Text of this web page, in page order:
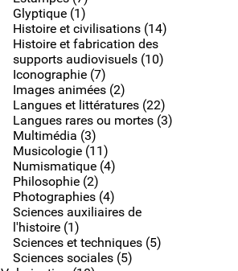
Glyptique (1)
Histoire et civilisations (14)
Histoire et fabrication des
supports audiovisuels (10)
Iconographie (7)
Images animées (2)
Langues et littératures (22)
Langues rares ou mortes (3)
Multimédia (3)
Musicologie (11)
Numismatique (4)
Philosophie (2)
Photographies (4)
Sciences auxiliaires de
l'histoire (1)
Sciences et techniques (5)
Sciences sociales (5)